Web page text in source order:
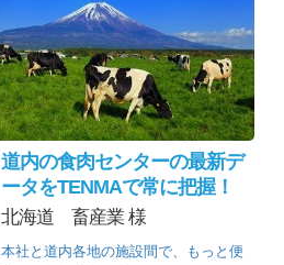
道内の食肉センターの最新デ
ータをTENMAで常に把握！
北海道 畜産業 様
本社と道内各地の施設間で、もっと便